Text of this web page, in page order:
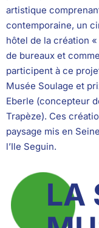
artistique
contemporaine, un
hôtel de la création
de bureaux et
participent à ce
Musée Soulage et
Eberle (concepteur
Trapèze). Ces
paysage mis en
l’Ile Seguin.
LA